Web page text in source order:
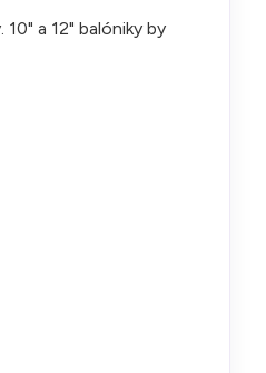
a 12" balóniky by